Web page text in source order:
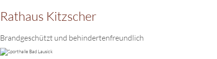
Rathaus Kitzscher
Brandgeschützt und behindertenfreundlich